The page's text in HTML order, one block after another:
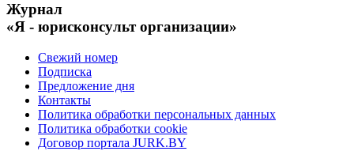
Журнал
«Я - юрисконсульт организации»
Свежий номер
Подписка
Предложение дня
Контакты
Политика обработки персональных данных
Политика обработки cookie
Договор портала JURK.BY